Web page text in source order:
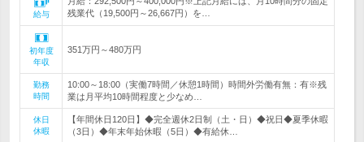
給与
残業代（19,500円～26,667円）を…
初年度
年収
351万円～480万円
勤務
時間
10:00～18:00（実働7時間／休憩1時間）時間外労働有無：有※残
業は月平均10時間程度と少なめ…
休日
休暇
【年間休日120日】◆完全週休2日制（土・日）◆祝日◆夏季休暇
（3日）◆年末年始休暇（5日）◆有給休…